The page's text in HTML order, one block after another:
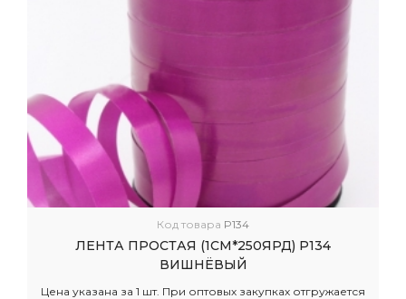
Код товара P134
ЛЕНТА ПРОСТАЯ (1СМ*250ЯРД) P134
ВИШНЁВЫЙ
Цена указана за 1 шт. При оптовых закупках отгружается